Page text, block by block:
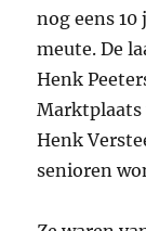
nog eens 10
meute. De
Henk
Marktplaats
Henk
senioren